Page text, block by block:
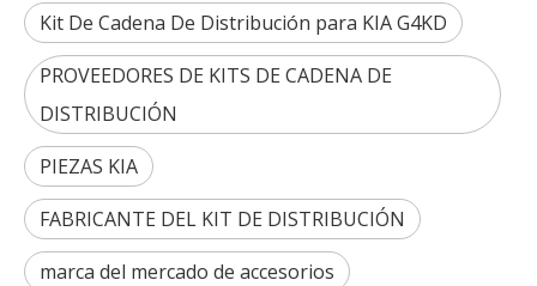
Kit De Cadena De Distribución para KIA G4KD
PROVEEDORES DE KITS DE CADENA DE
DISTRIBUCIÓN
PIEZAS KIA
FABRICANTE DEL KIT DE DISTRIBUCIÓN
marca del mercado de accesorios